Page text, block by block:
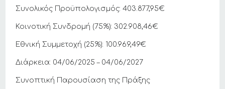
Συνολικός Προϋπολογισμός: 403.877,95€
Κοινοτική Συνδρομή (75%): 302.908,46€
Εθνική Συμμετοχή (25%): 100.969,49€
Διάρκεια: 04/06/2025 – 04/06/2027
Συνοπτική Παρουσίαση της Πράξης